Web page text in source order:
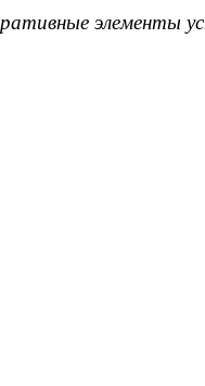
элементы